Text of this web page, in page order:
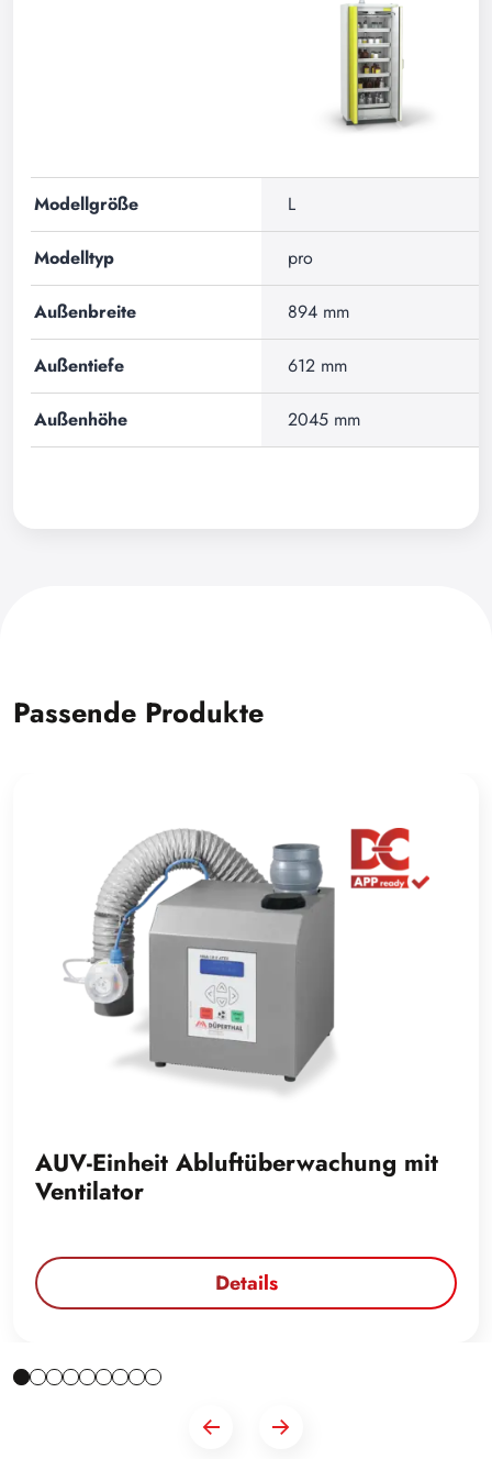
Modellgröße L
Modelltyp pro
Außenbreite 894 mm
Außentiefe 612 mm
Außenhöhe 2045 mm
Passende Produkte
AUV-Einheit Abluftüberwachung mit
Ventilator
Details